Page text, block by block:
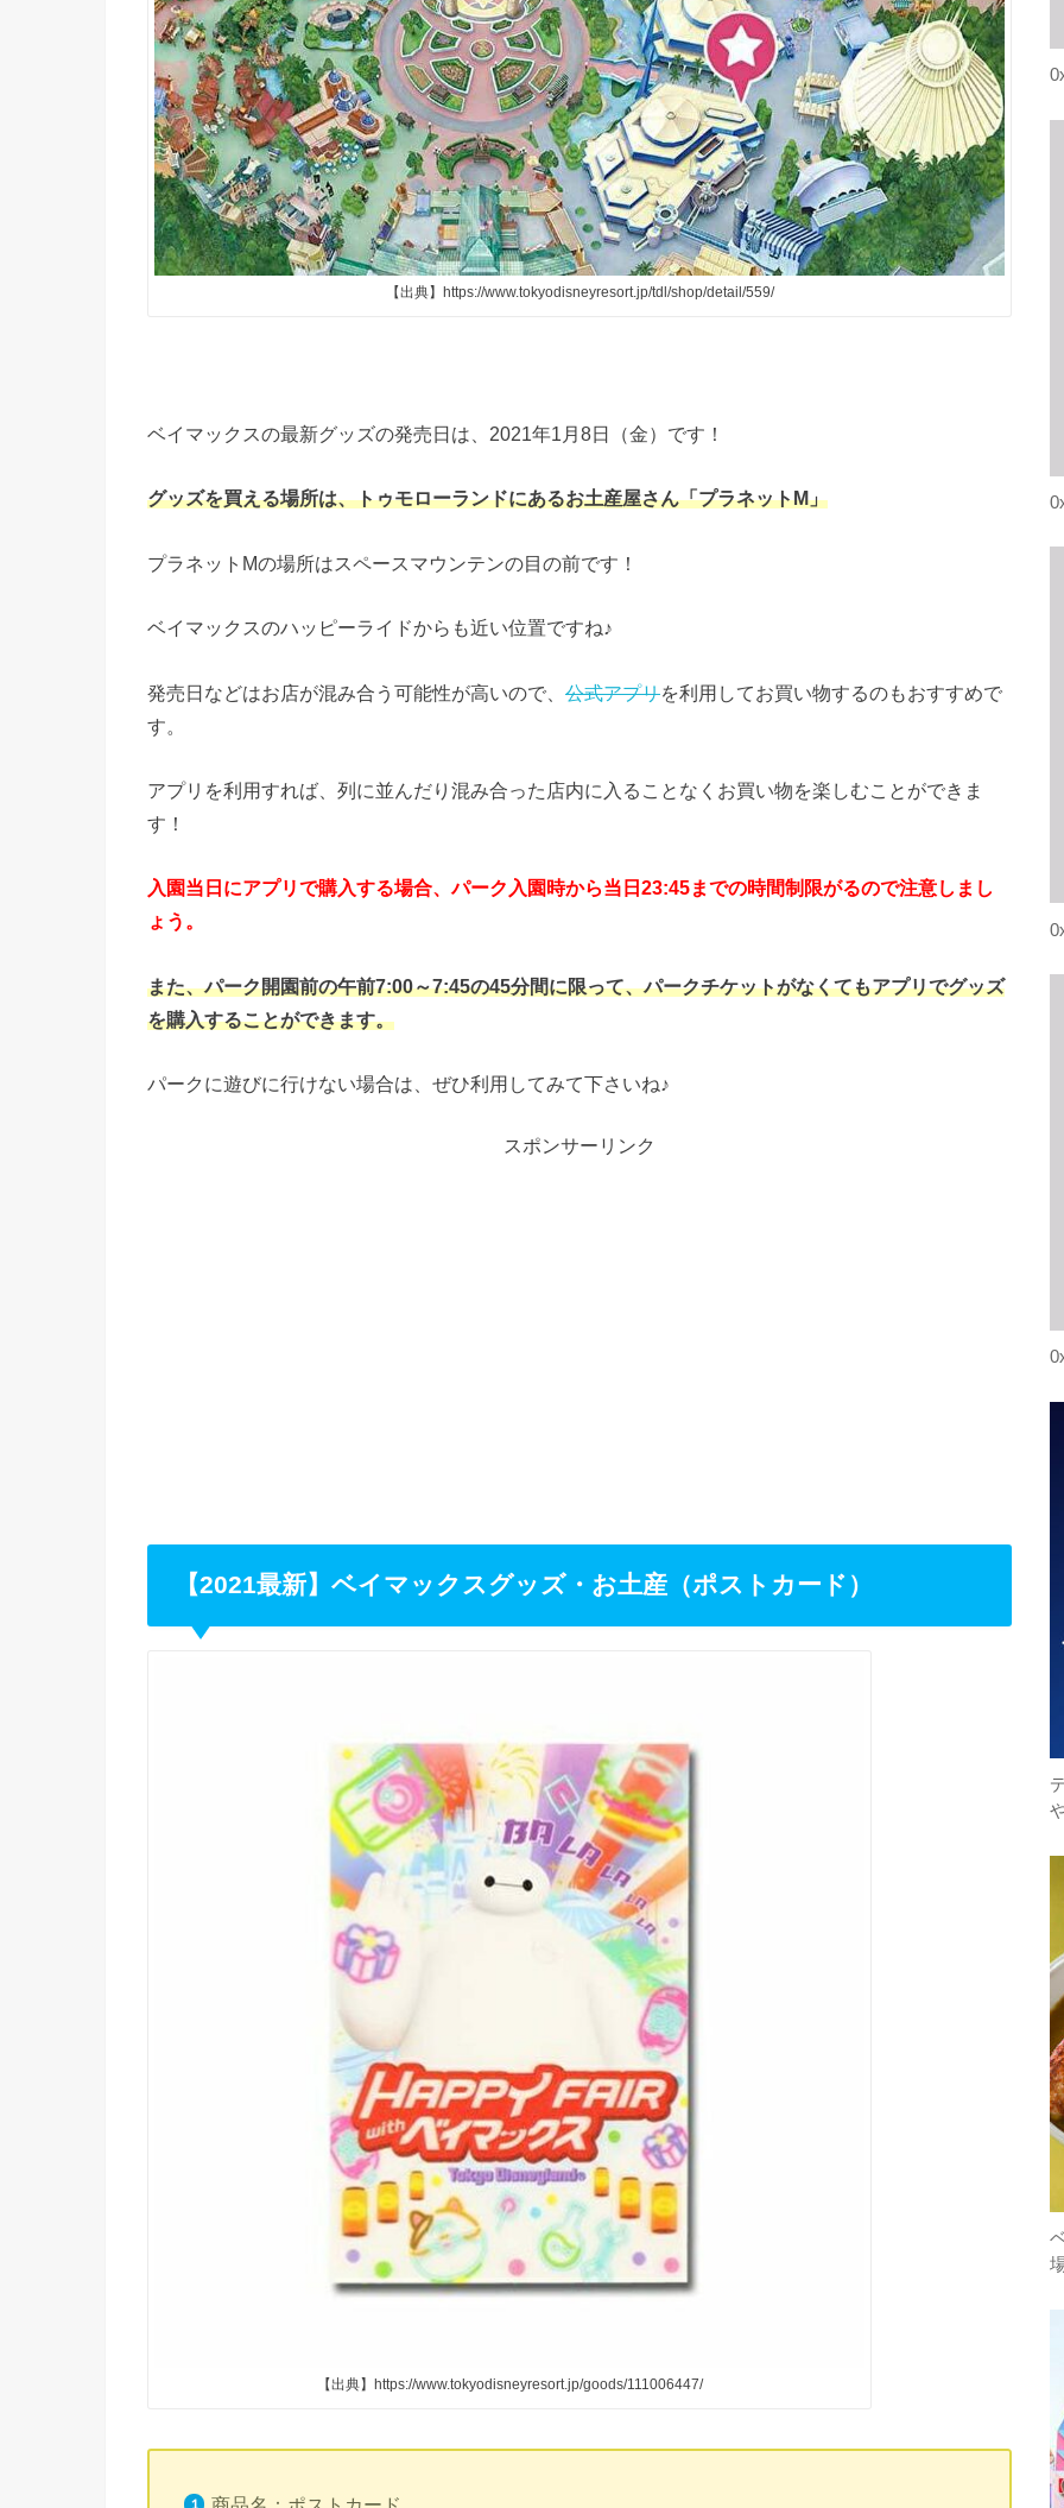
【出典】https://www.tokyodisneyresort.jp/tdl/shop/detail/559/
ベイマックスの最新グッズの発売日は、2021年1月8日（金）です！
グッズを買える場所は、トゥモローランドにあるお土産屋さん「プラネットM」
プラネットMの場所はスペースマウンテンの目の前です！
ベイマックスのハッピーライドからも近い位置ですね♪
発売日などはお店が混み合う可能性が高いので、 公式アプリを利用してお買い物するのもおすすめで
す。
アプリを利用すれば、列に並んだり混み合った店内に入ることなくお買い物を楽しむことができま
す！
入園当日にアプリで購入する場合、パーク入園時から当日23:45までの時間制限がるので注意しまし
ょう。
また、パーク開園前の午前7:00～7:45の45分間に限って、パークチケットがなくてもアプリでグッズ
を購入することができます。
パークに遊びに行けない場合は、ぜひ利用してみて下さいね♪
スポンサーリンク
【2021最新】ベイマックスグッズ・お土産（ポストカード）
【出典】https://www.tokyodisneyresort.jp/goods/111006447/